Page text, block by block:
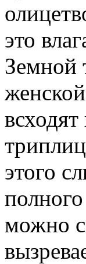
это
Земной
этого
можно